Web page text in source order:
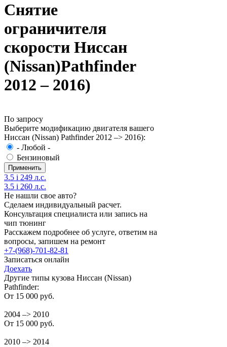
Снятие
ограничителя
скорости Ниссан
(Nissan)Pathfinder
2012 – 2016)
По запросу
Выберите модификацию двигателя вашего
Ниссан (Nissan) Pathfinder 2012 –> 2016):
- Любой -
Бензиновый
3.5 i 249 л.с.
3.5 i 260 л.с.
Не нашли свое авто?
Сделаем индивидуальный расчет.
Консультация специалиста или запись на
чип тюнинг
Расскажем подробнее об услуге, ответим на
вопросы, запишем на ремонт
+7-(968)-701-82-81
Записаться онлайн
Доехать
Другие типы кузова Ниссан (Nissan)
Pathfinder:
От 15 000 руб.
2004 –> 2010
От 15 000 руб.
2010 –> 2014